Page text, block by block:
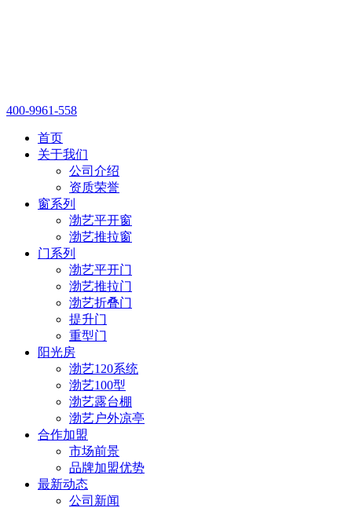
400-9961-558
首页
关于我们
公司介绍
资质荣誉
窗系列
渤艺平开窗
渤艺推拉窗
门系列
渤艺平开门
渤艺推拉门
渤艺折叠门
提升门
重型门
阳光房
渤艺120系统
渤艺100型
渤艺露台棚
渤艺户外凉亭
合作加盟
市场前景
品牌加盟优势
最新动态
公司新闻